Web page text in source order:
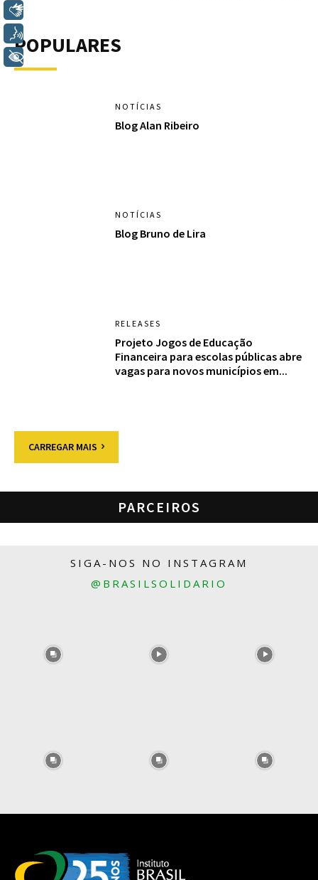
POPULARES
NOTÍCIAS
Blog Alan Ribeiro
NOTÍCIAS
Blog Bruno de Lira
RELEASES
Projeto Jogos de Educação
Financeira para escolas públicas abre
vagas para novos municípios em...
CARREGAR MAIS
PARCEIROS
SIGA-NOS NO INSTAGRAM
@BRASILSOLIDARIO